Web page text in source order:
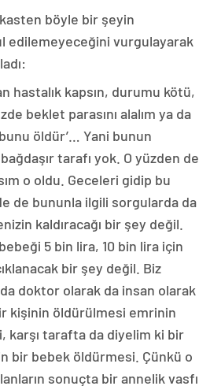
böyle bir şeyin
edilemeyeceğini vurgulayarak
hastalık kapsın, durumu kötü,
beklet parasını alalım ya da
öldür’… Yani bunun
bağdaşır tarafı yok. O yüzden de
o oldu. Geceleri gidip bu
de bununla ilgili sorgularda da
kaldıracağı bir şey değil.
5 bin lira, 10 bin lira için
bir şey değil. Biz
da doktor olarak da insan olarak
kişinin öldürülmesi emrinin
karşı tarafta da diyelim ki bir
bir bebek öldürmesi. Çünkü o
sonuçta bir annelik vasfı